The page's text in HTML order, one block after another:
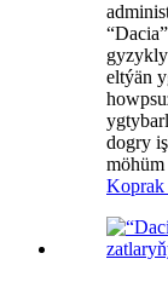
eltýän
dogry
Koprak